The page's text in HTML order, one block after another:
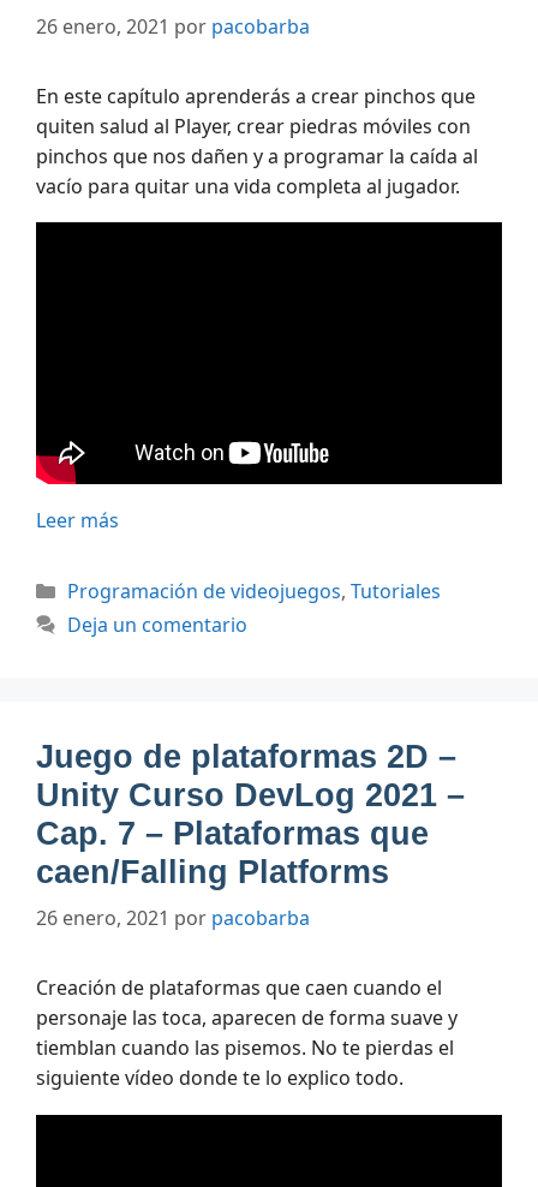
26 enero, 2021 por pacobarba
En este capítulo aprenderás a crear pinchos que
quiten salud al Player, crear piedras móviles con
pinchos que nos dañen y a programar la caída al
vacío para quitar una vida completa al jugador.
Leer más
Categorías
Programación de videojuegos, Tutoriales
Deja un comentario
Juego de plataformas 2D –
Unity Curso DevLog 2021 –
Cap. 7 – Plataformas que
caen/Falling Platforms
26 enero, 2021 por pacobarba
Creación de plataformas que caen cuando el
personaje las toca, aparecen de forma suave y
tiemblan cuando las pisemos. No te pierdas el
siguiente vídeo donde te lo explico todo.